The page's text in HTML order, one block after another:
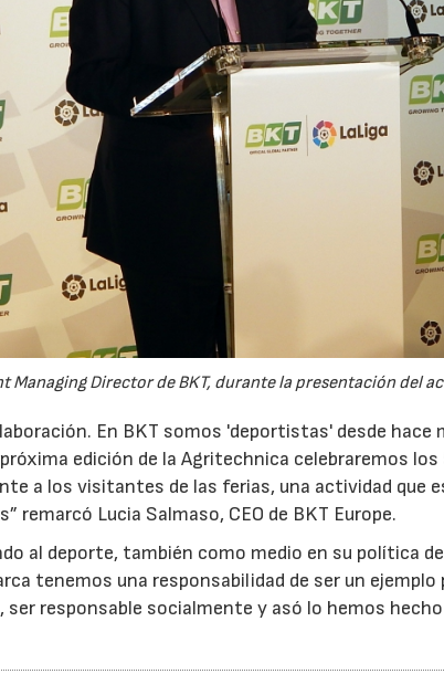
Managing Director de BKT, durante la presentación del
En BKT somos 'deportistas' desde hace
edición de la Agritechnica celebraremos los
a los visitantes de las ferias, una actividad que
remarcó Lucia Salmaso, CEO de BKT Europe.
al deporte, también como medio en su política
tenemos una responsabilidad de ser un ejemplo
ser responsable socialmente y asó lo hemos